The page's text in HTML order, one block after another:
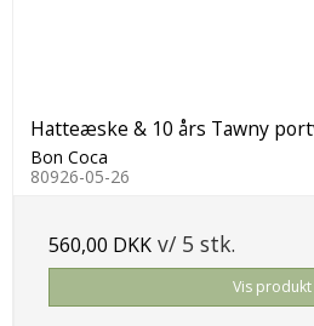
Hatteæske & 10 års Tawny
Bon Coca
80926-05-26
560,00 DKK v/ 5 stk.
Vis produkt